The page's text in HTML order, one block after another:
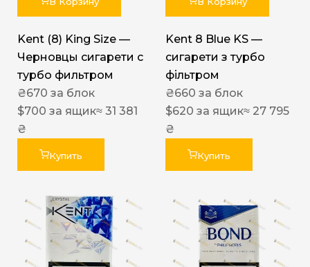
Kent (8) King Size —
Черновцы сигарети с
турбо фильтром
₴670 за блок
$700 за ящик≈ 31 381
₴
Купить
Kent 8 Blue KS —
сигарети з турбо
фільтром
₴660 за блок
$620 за ящик≈ 27 795
₴
Купить